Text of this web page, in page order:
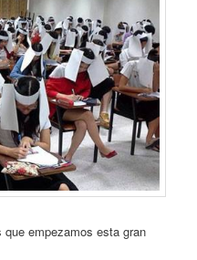
que empezamos esta gran